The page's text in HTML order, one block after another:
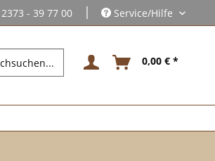
- 39 77 00 | Service/Hilfe
0,00 € *